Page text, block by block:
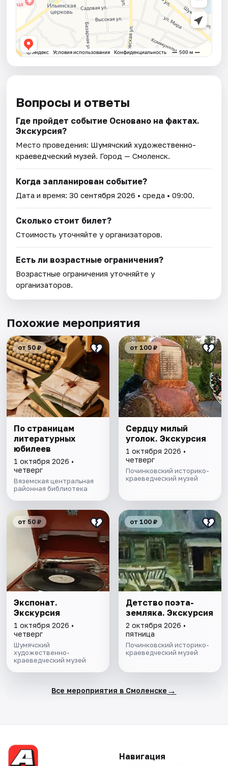
Вопросы и ответы
Где пройдет событие Основано на фактах.
Экскурсия?
Место проведения: Шумячский художественно-
краеведческий музей. Город — Смоленск.
Когда запланирован событие?
Дата и время:30 сентября 2026 • среда • 09:00.
Сколько стоит билет?
Стоимость уточняйте у организаторов.
Есть ли возрастные ограничения?
Возрастные ограничения уточняйте у
организаторов.
Похожие мероприятия
от 50 ₽
По страницам
литературных
юбилеев
1 октября 2026 •
четверг
Вяземская центральная
районная библиотека
от 100 ₽
Сердцу милый
уголок. Экскурсия
1 октября 2026 •
четверг
Починковский историко-
краеведческий музей
от 50 ₽
Экспонат.
Экскурсия
1 октября 2026 •
четверг
Шумячский
художественно-
краеведческий музей
от 100 ₽
Детство поэта-
земляка. Экскурсия
2 октября 2026 •
пятница
Починковский историко-
краеведческий музей
Все мероприятия в Смоленске →
Навигация